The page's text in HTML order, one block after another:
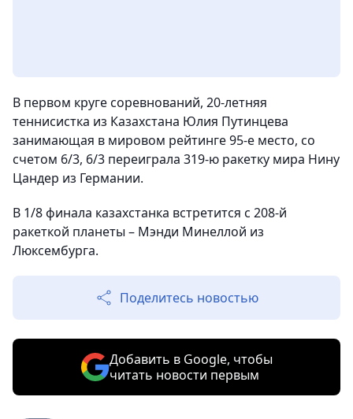
В первом круге соревнований, 20-летняя
теннисистка из Казахстана Юлия Путинцева
занимающая в мировом рейтинге 95-е место, со
счетом 6/3, 6/3 переиграла 319-ю ракетку мира Нину
Цандер из Германии.
В 1/8 финала казахстанка встретится с 208-й
ракеткой планеты – Мэнди Минеллой из
Люксембурга.
Поделитесь новостью
Добавить в Google, чтобы
читать новости первым